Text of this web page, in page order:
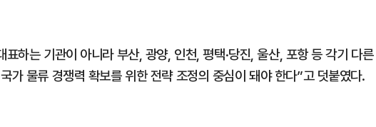
표하는 기관이 아니라 부산, 광양, 인천, 평택·당진, 울산, 포항 등 각기 다
가 물류 경쟁력 확보를 위한 전략 조정의 중심이 돼야 한다”고 덧붙였다.